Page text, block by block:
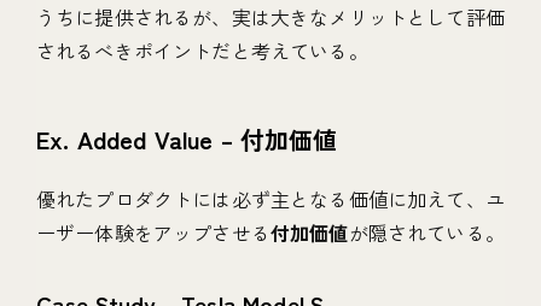
うちに提供されるが、実は大きなメリットとして評価
されるべきポイントだと考えている。
Ex. Added Value – 付加価値
優れたプロダクトには必ず主となる価値に加えて、ユ
ーザー体験をアップさせる付加価値が隠されている。